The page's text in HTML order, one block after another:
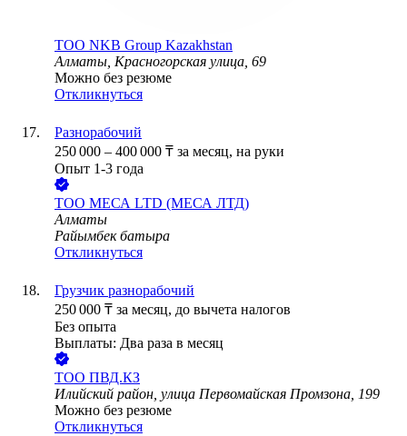
ТОО NKB Group Kazakhstan
Алматы, Красногорская улица, 69
Можно без резюме
Откликнуться
Разнорабочий
250 000 – 400 000 ₸ за месяц, на руки
Опыт 1-3 года
ТОО МЕСА LTD (МЕСА ЛТД)
Алматы
Райымбек батыра
Откликнуться
Грузчик разнорабочий
250 000 ₸ за месяц, до вычета налогов
Без опыта
Выплаты: Два раза в месяц
ТОО ПВД.КЗ
Илийский район, улица Первомайская Промзона, 199
Можно без резюме
Откликнуться